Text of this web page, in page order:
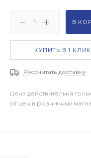
В
КУПИТЬ В 1 КЛИК
Рассчитать доставку
Цена действительна
от цен в розничных